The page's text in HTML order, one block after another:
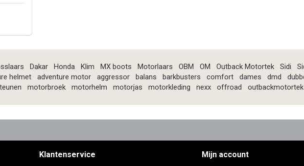
Dakar Honda Klim MX boots Motorlaars OBM OM Outback Motortek Sidi
helmet adventure motor aggressor balans barkbusters comfort dames dmd
motorbroek motorhelm motorjas motorkleding nexx offroad outbackmotortek
Klantenservice Mijn account